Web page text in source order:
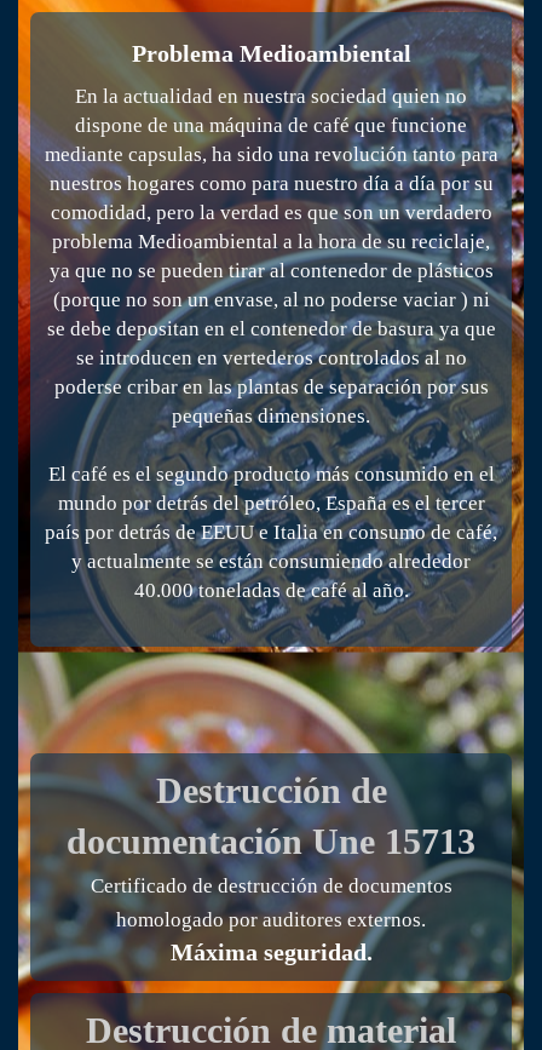
Problema Medioambiental
En la actualidad en nuestra sociedad quien no
dispone de una máquina de café que funcione
mediante capsulas, ha sido una revolución tanto para
nuestros hogares como para nuestro día a día por su
comodidad, pero la verdad es que son un verdadero
problema Medioambiental a la hora de su reciclaje,
ya que no se pueden tirar al contenedor de plásticos
(porque no son un envase, al no poderse vaciar ) ni
se debe depositan en el contenedor de basura ya que
se introducen en vertederos controlados al no
poderse cribar en las plantas de separación por sus
pequeñas dimensiones.
El café es el segundo producto más consumido en el
mundo por detrás del petróleo, España es el tercer
país por detrás de EEUU e Italia en consumo de café,
y actualmente se están consumiendo alrededor
40.000 toneladas de café al año.
Actuamos en toda la Península
Destrucción de
documentación Une 15713
Certificado de destrucción de documentos
homologado por auditores externos.
Máxima seguridad.
Destrucción de material